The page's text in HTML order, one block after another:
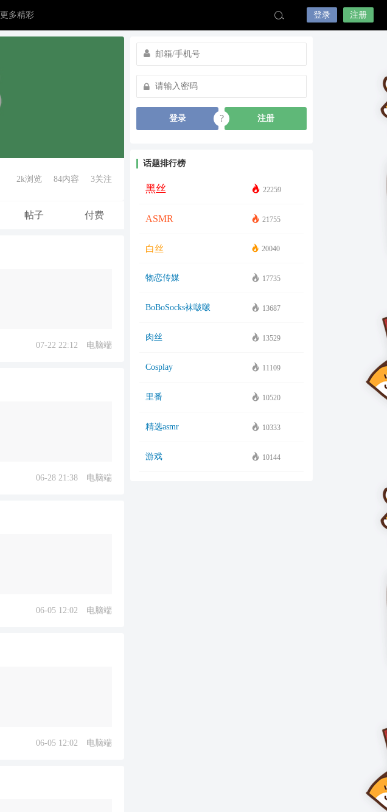
更多精彩 登录 注册
登录 ? 注册
话题排行榜
黑丝 22259
ASMR 21755
白丝 20040
物恋传媒 17735
BoBoSocks袜啵啵 13687
肉丝 13529
Cosplay 11109
里番 10520
精选asmr 10333
游戏 10144
2k浏览 84内容 3关注
帖子 付费
07-22 22:12 电脑端
06-28 21:38 电脑端
06-05 12:02 电脑端
06-05 12:02 电脑端